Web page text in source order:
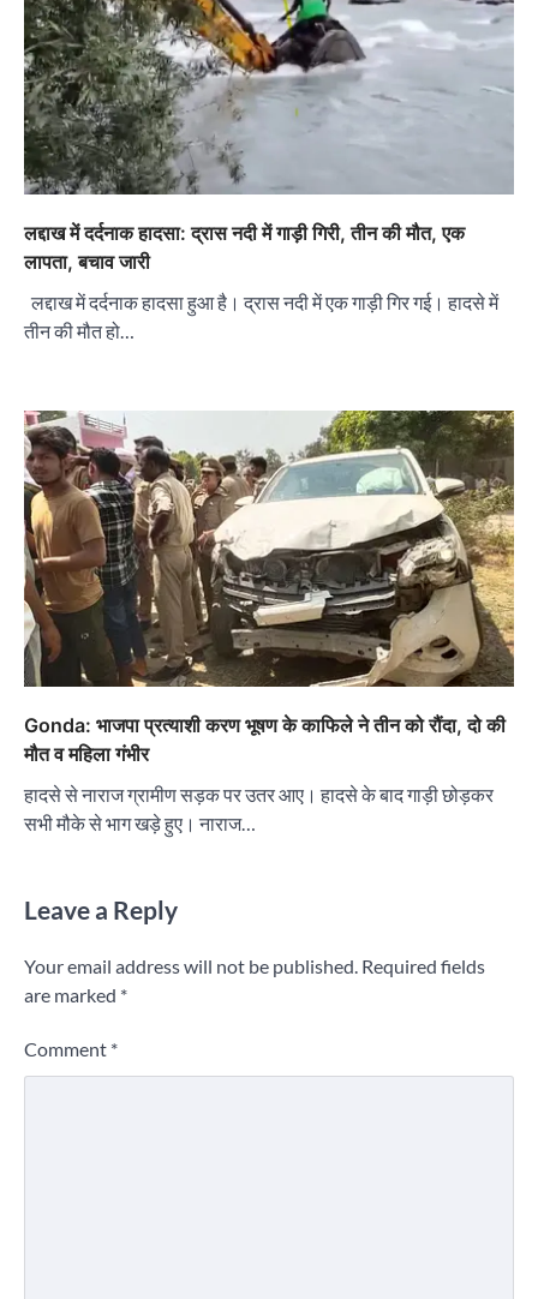
लद्दाख में दर्दनाक हादसा: द्रास नदी में गाड़ी गिरी, तीन की मौत, एक
लापता, बचाव जारी
लद्दाख में दर्दनाक हादसा हुआ है। द्रास नदी में एक गाड़ी गिर गई। हादसे में
तीन की मौत हो…
Gonda: भाजपा प्रत्याशी करण भूषण के काफिले ने तीन को रौंदा, दो की
मौत व महिला गंभीर
हादसे से नाराज ग्रामीण सड़क पर उतर आए। हादसे के बाद गाड़ी छोड़कर
सभी मौके से भाग खड़े हुए। नाराज…
Leave a Reply
Your email address will not be published. Required fields
are marked *
Comment *